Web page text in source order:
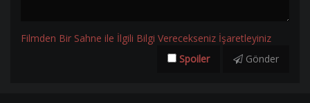
Filmden Bir Sahne ile İlgili Bilgi Verecekseniz İşaretleyiniz
Spoiler
Gönder